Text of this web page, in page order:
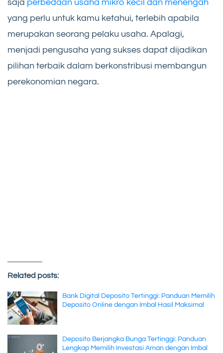
saja perbedaan usaha mikro kecil dan menengah
yang perlu untuk kamu ketahui, terlebih apabila
merupakan seorang pelaku usaha. Apalagi,
menjadi pengusaha yang sukses dapat dijadikan
pilihan terbaik dalam berkonstribusi membangun
perekonomian negara.
Related posts:
Bank Digital Deposito Tertinggi: Panduan Memilih
Deposito Online dengan Imbal Hasil Maksimal
Deposito Berjangka Bunga Tertinggi: Panduan
Lengkap Memilih Investasi Aman dengan Imbal